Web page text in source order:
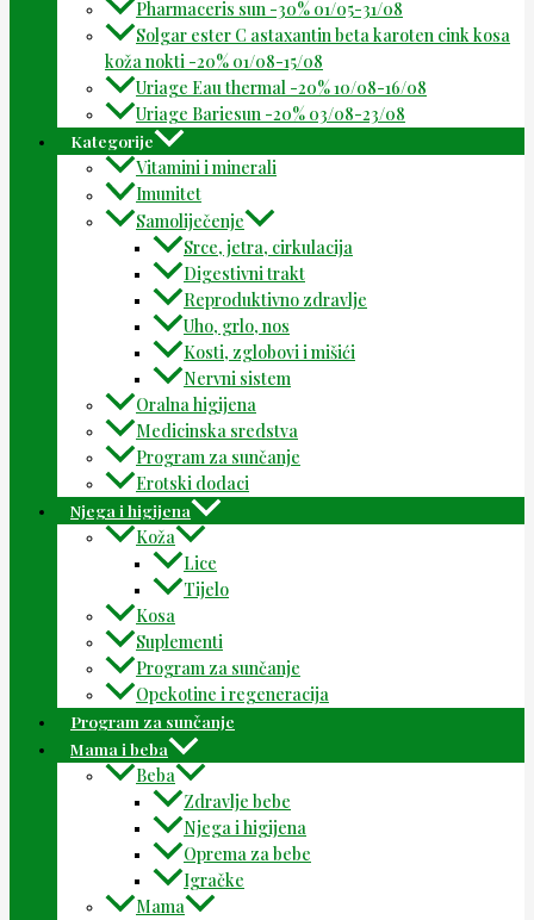
Pharmaceris sun -30% 01/05-31/08
Solgar ester C astaxantin beta karoten cink kosa
koža nokti -20% 01/08-15/08
Uriage Eau thermal -20% 10/08-16/08
Uriage Bariesun -20% 03/08-23/08
Kategorije
Vitamini i minerali
Imunitet
Samoliječenje
Srce, jetra, cirkulacija
Digestivni trakt
Reproduktivno zdravlje
Uho, grlo, nos
Kosti, zglobovi i mišići
Nervni sistem
Oralna higijena
Medicinska sredstva
Program za sunčanje
Erotski dodaci
Njega i higijena
Koža
Lice
Tijelo
Kosa
Suplementi
Program za sunčanje
Opekotine i regeneracija
Program za sunčanje
Mama i beba
Beba
Zdravlje bebe
Njega i higijena
Oprema za bebe
Igračke
Mama